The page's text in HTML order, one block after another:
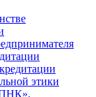
этики